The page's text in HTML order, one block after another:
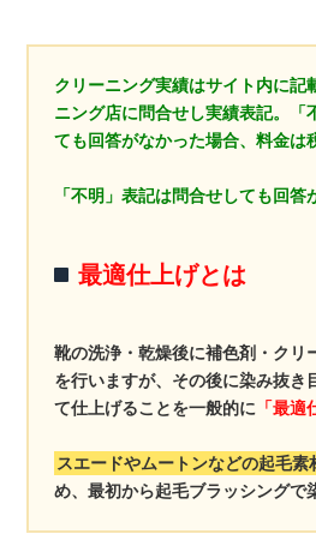
クリーニング実績はサイト内に記
ニング店に問合せし実績表記。「
ても回答がなかった場合、料金は
「不明」表記は問合せしても回答
最適仕上げとは
靴の洗浄・乾燥後に補色剤・クリ
を行いますが、その後に染み抜き
て仕上げることを一般的に 「最適
スエードやムートンなどの起毛
め、最初から起毛ブラッシングで